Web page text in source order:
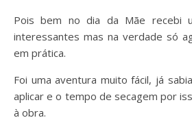
Pois bem no dia da Mãe recebi
interessantes mas na verdade só
em prática.
Foi uma aventura muito fácil, já
aplicar e o tempo de secagem por
à obra.